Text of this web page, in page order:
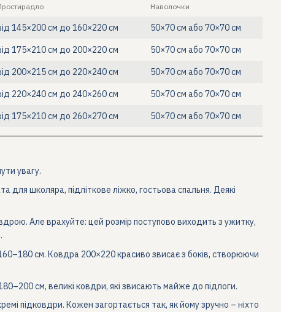
Наволочки
145×200 см до 160×220 см
50×70 см або 70×70 см
175×210 см до 200×220 см
50×70 см або 70×70 см
200×215 см до 220×240 см
50×70 см або 70×70 см
220×240 см до 240×260 см
50×70 см або 70×70 см
175×210 см до 260×270 см 50×70 см або 70×70 см
увагу.
школяра, підліткове ліжко, гостьова спальня. Деякі
Але врахуйте: цей розмір поступово виходить з ужитку,
см. Ковдра 200×220 красиво звисає з боків, створюючи
см, великі ковдри, які звисають майже до підлоги.
підковдри. Кожен загортається так, як йому зручно – ніхто